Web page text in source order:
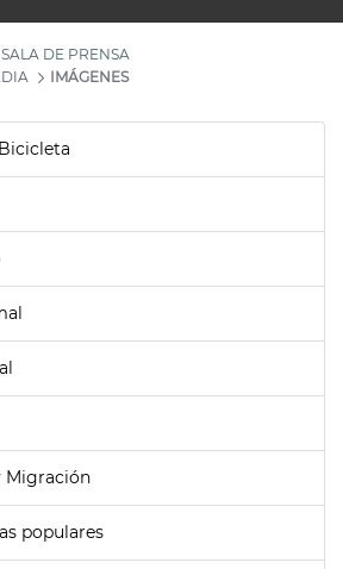
SALA DE PRENSA
IMÁGENES
Migración
populares